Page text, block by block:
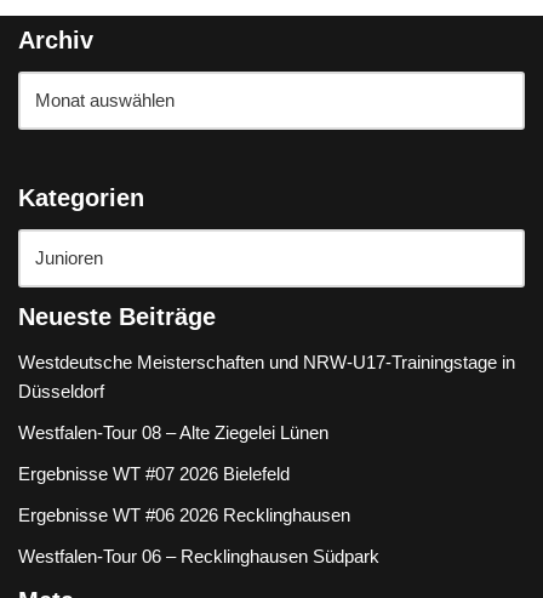
Archiv
Kategorien
Neueste Beiträge
Westdeutsche Meisterschaften und NRW-U17-Trainingstage in
Düsseldorf
Westfalen-Tour 08 – Alte Ziegelei Lünen
Ergebnisse WT #07 2026 Bielefeld
Ergebnisse WT #06 2026 Recklinghausen
Westfalen-Tour 06 – Recklinghausen Südpark